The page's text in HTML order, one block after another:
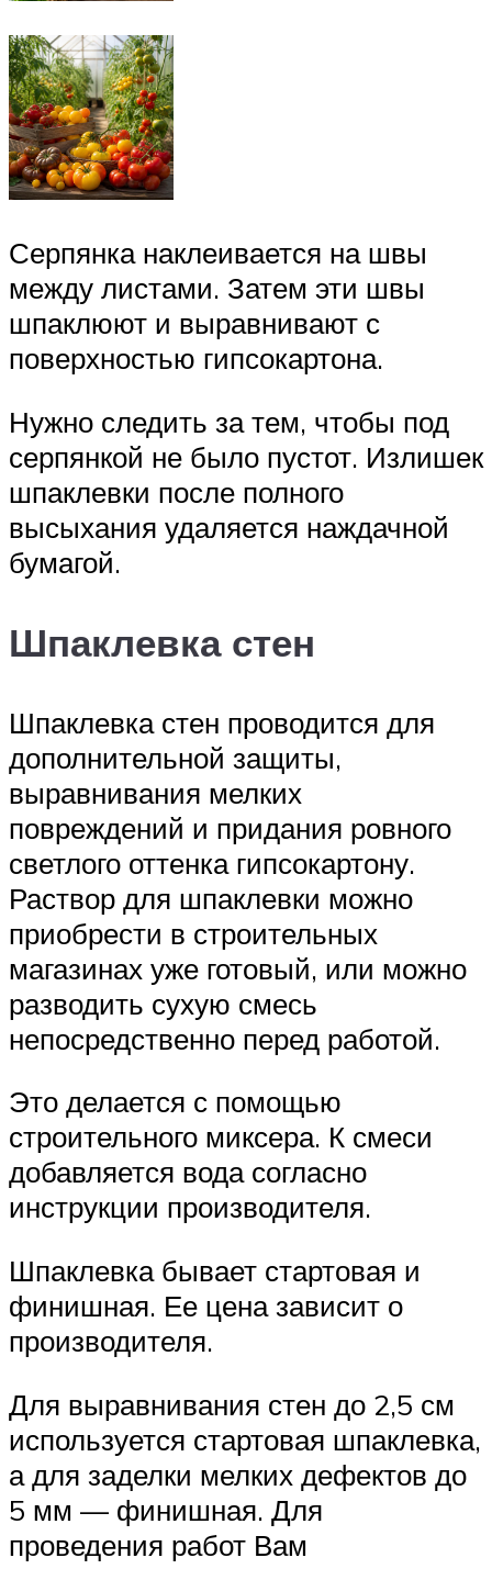
Серпянка наклеивается на швы
между листами. Затем эти швы
шпаклюют и выравнивают с
поверхностью гипсокартона.
Нужно следить за тем, чтобы под
серпянкой не было пустот. Излишек
шпаклевки после полного
высыхания удаляется наждачной
бумагой.
Шпаклевка стен
Шпаклевка стен проводится для
дополнительной защиты,
выравнивания мелких
повреждений и придания ровного
светлого оттенка гипсокартону.
Раствор для шпаклевки можно
приобрести в строительных
магазинах уже готовый, или можно
разводить сухую смесь
непосредственно перед работой.
Это делается с помощью
строительного миксера. К смеси
добавляется вода согласно
инструкции производителя.
Шпаклевка бывает стартовая и
финишная. Ее цена зависит о
производителя.
Для выравнивания стен до 2,5 см
используется стартовая шпаклевка,
а для заделки мелких дефектов до
5 мм — финишная. Для
проведения работ Вам